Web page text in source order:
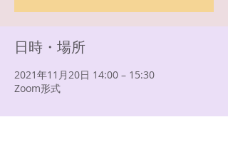
日時・場所
2021年11月20日 14:00 – 15:30
Zoom形式